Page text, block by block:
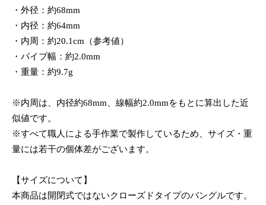
・外径：約68mm
・内径：約64mm
・内周：約20.1cm（参考値）
・パイプ幅：約2.0mm
・重量：約9.7g
※内周は、内径約68mm、線幅約2.0mmをもとに算出した近
似値です。
※すべて職人による手作業で製作しているため、サイズ・重
量には若干の個体差がございます。
【サイズについて】
本商品は開閉式ではないクローズドタイプのバングルです。